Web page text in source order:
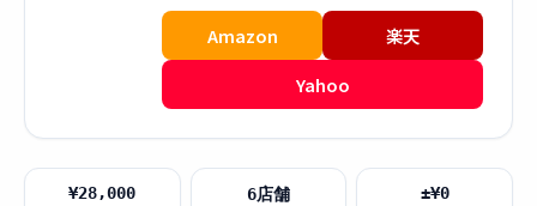
Amazon
楽天
Yahoo
¥28,000 6店舗 ±¥0